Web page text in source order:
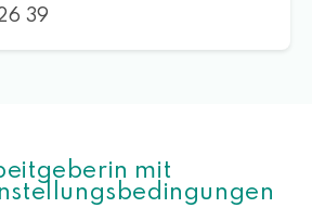
39
mit